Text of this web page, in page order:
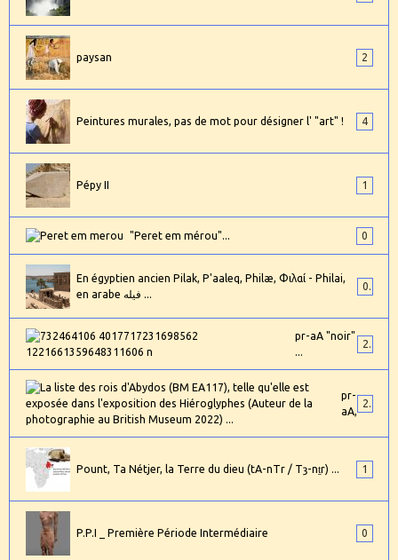
paysan 2
Peintures murales, pas de mot pour désigner l' "art" ! 4
Pépy II 1
"Peret em mérou"... 0
En égyptien ancien Pilak, P'aaleq, Philæ, Φιλαί - Philai,
en arabe فيله ...
0
pr-aA "noir"
...
2
pr-
aA,
24
Pount, Ta Nétjer, la Terre du dieu (tA-nTr / Tȝ-nṯr) ... 1
P.P.I _ Première Période Intermédiaire 0